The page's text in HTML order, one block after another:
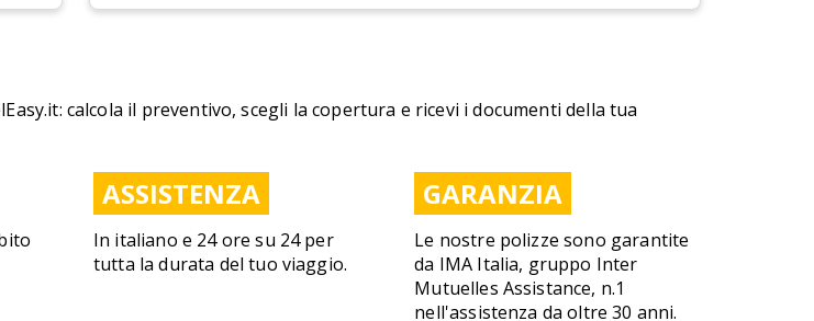
calcola il preventivo, scegli la copertura e ricevi i documenti della tua
ASSISTENZA
In italiano e 24 ore su 24 per
tutta la durata del tuo viaggio.
GARANZIA
Le nostre polizze sono garantite
da IMA Italia, gruppo Inter
Mutuelles Assistance, n.1
nell'assistenza da oltre 30 anni.